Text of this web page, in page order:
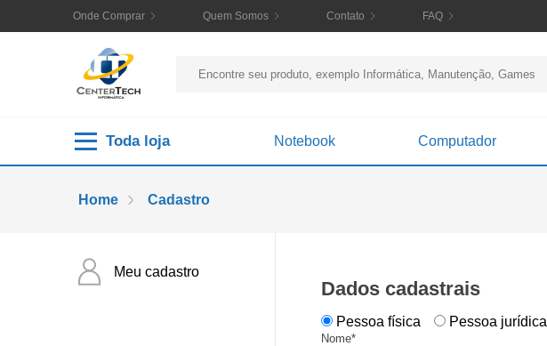
Onde Comprar Quem Somos Contato FAQ
Toda loja Notebook Computador
Home Cadastro
Meu cadastro
Dados cadastrais
Pessoa física Pessoa jurídica
Nome*